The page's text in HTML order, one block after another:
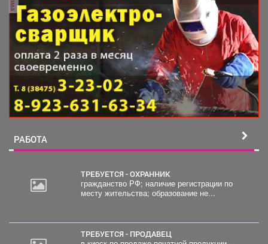
РАБОТА
ТРЕБУЕТСЯ - ОХРАННИК
гражданство РФ; наличие регистрации по
месту жительства; образование не...
ТРЕБУЕТСЯ - ПРОДАВЕЦ